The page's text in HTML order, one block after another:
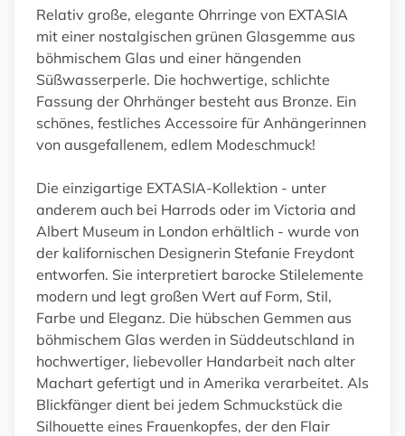
Relativ große, elegante Ohrringe von EXTASIA
mit einer nostalgischen grünen Glasgemme aus
böhmischem Glas und einer hängenden
Süßwasserperle. Die hochwertige, schlichte
Fassung der Ohrhänger besteht aus Bronze. Ein
schönes, festliches Accessoire für Anhängerinnen
von ausgefallenem, edlem Modeschmuck!
Die einzigartige EXTASIA-Kollektion - unter
anderem auch bei Harrods oder im Victoria and
Albert Museum in London erhältlich - wurde von
der kalifornischen Designerin Stefanie Freydont
entworfen. Sie interpretiert barocke Stilelemente
modern und legt großen Wert auf Form, Stil,
Farbe und Eleganz. Die hübschen Gemmen aus
böhmischem Glas werden in Süddeutschland in
hochwertiger, liebevoller Handarbeit nach alter
Machart gefertigt und in Amerika verarbeitet. Als
Blickfänger dient bei jedem Schmuckstück die
Silhouette eines Frauenkopfes, der den Flair